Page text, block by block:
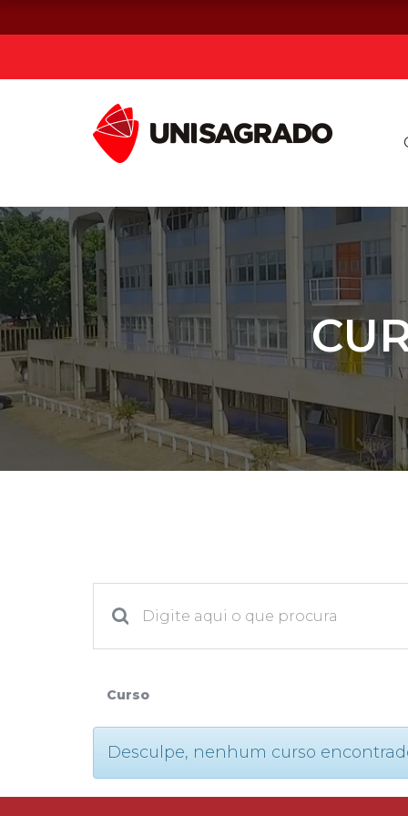
Graduação
Pós-graduação e MBA
Curta Duração
Vestibular
2ª Graduação
Reingresso
Curso
Desculpe, nenhum curso